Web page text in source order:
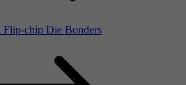
Flip-chip Die Bonders